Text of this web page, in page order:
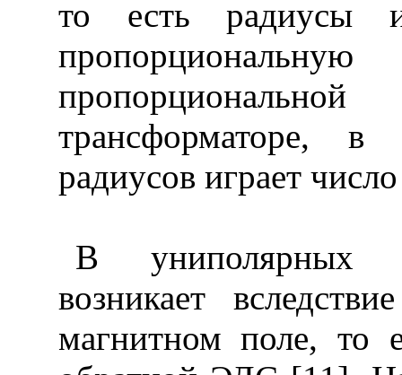
то есть радиусы
трансформаторе, в
радиусов играет
В униполярных
возникает
магнитном поле, то